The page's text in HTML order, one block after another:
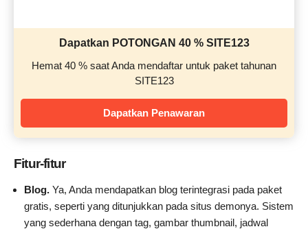
Dapatkan POTONGAN 40 % SITE123
Hemat 40 % saat Anda mendaftar untuk paket tahunan
SITE123
Dapatkan Penawaran
Fitur-fitur
Blog. Ya, Anda mendapatkan blog terintegrasi pada paket
gratis, seperti yang ditunjukkan pada situs demonya. Sistem
yang sederhana dengan tag, gambar thumbnail, jadwal